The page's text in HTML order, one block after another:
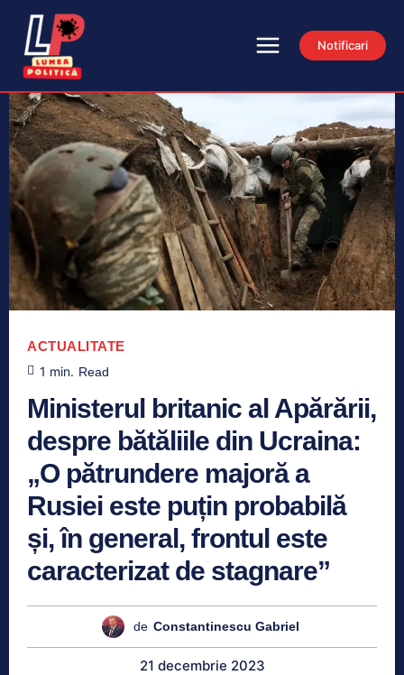
Notificari
ACTUALITATE
1 min. Read
Ministerul britanic al Apărării,
despre bătăliile din Ucraina:
„O pătrundere majoră a
Rusiei este puțin probabilă
și, în general, frontul este
caracterizat de stagnare”
de Constantinescu Gabriel
21 decembrie 2023